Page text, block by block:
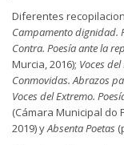
Diferentes
Campamento dignidad.
Contra. Poesía ante la
Murcia, 2016); Voces
Conmovidas. Abrazos
Voces del Extremo.
(Cámara Municipal do
2019) yAbsenta Poetas